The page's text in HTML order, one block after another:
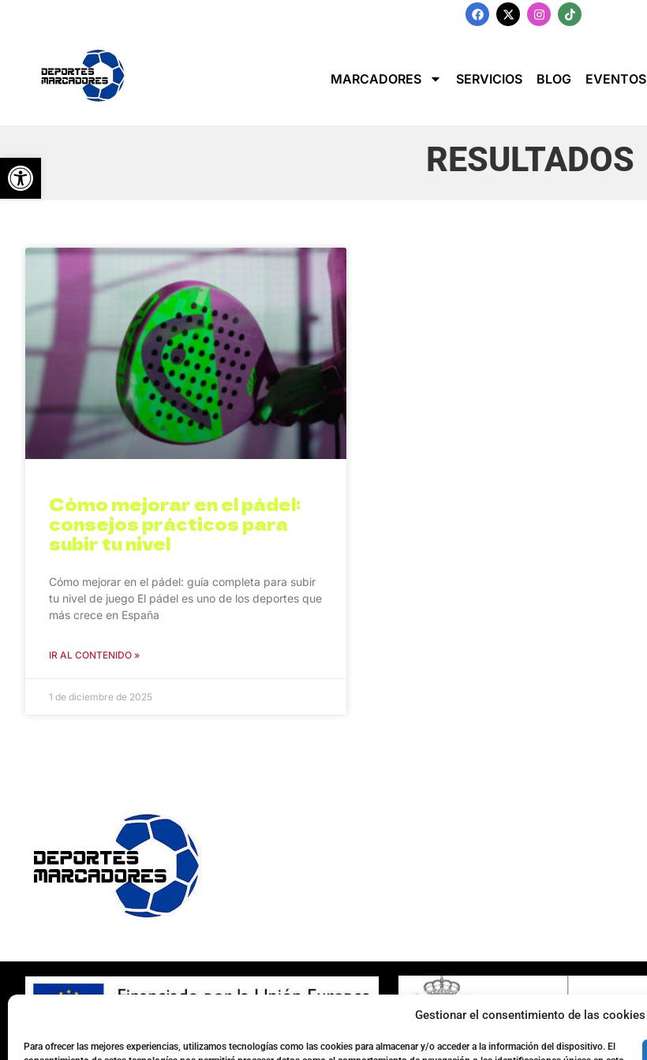
Abrir barra de herramientas
Gestionar el consentimiento de las cookies
Para ofrecer las mejores experiencias, utilizamos tecnologías como las cookies para almacenar y/o acceder a la información del dispositivo. El
MARCADORES SERVICIOS BLOG EVENTOS
RESULTADOS
Cómo mejorar en el pádel:
consejos prácticos para
subir tu nivel
Cómo mejorar en el pádel: guía completa para subir
tu nivel de juego El pádel es uno de los deportes que
más crece en España
IR AL CONTENIDO »
1 de diciembre de 2025